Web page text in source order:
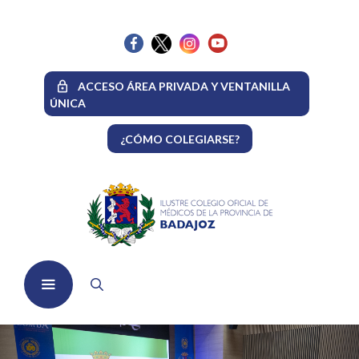
ACCESO ÁREA PRIVADA Y VENTANILLA
ÚNICA
¿CÓMO COLEGIARSE?
Menú